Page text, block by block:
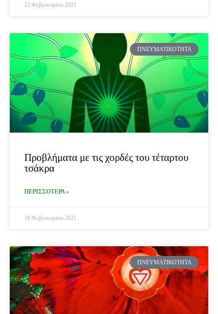
22 Φεβρουαρίου 2021
ΠΝΕΥΜΑΤΙΚΌΤΗΤΑ
Προβλήματα με τις χορδές του τέταρτου
τσάκρα
ΠΕΡΙΣΣΟΤΕΡΑ »
18 Φεβρουαρίου 2021
ΠΝΕΥΜΑΤΙΚΌΤΗΤΑ